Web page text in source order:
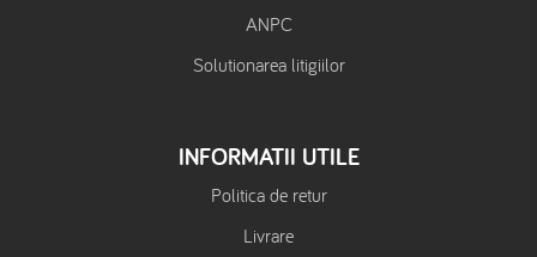
ANPC
Solutionarea litigiilor
INFORMATII UTILE
Politica de retur
Livrare